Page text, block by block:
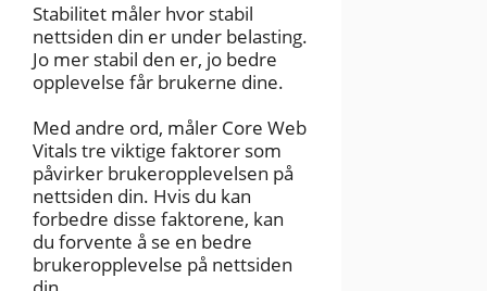
Stabilitet måler hvor stabil
nettsiden din er under belasting.
Jo mer stabil den er, jo bedre
opplevelse får brukerne dine.
Med andre ord, måler Core Web
Vitals tre viktige faktorer som
påvirker brukeropplevelsen på
nettsiden din. Hvis du kan
forbedre disse faktorene, kan
du forvente å se en bedre
brukeropplevelse på nettsiden